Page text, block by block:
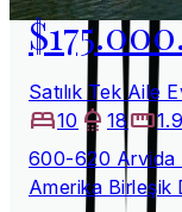
Satılık Tek Aile
10
18
600-620 Arvida
Amerika Birleşik